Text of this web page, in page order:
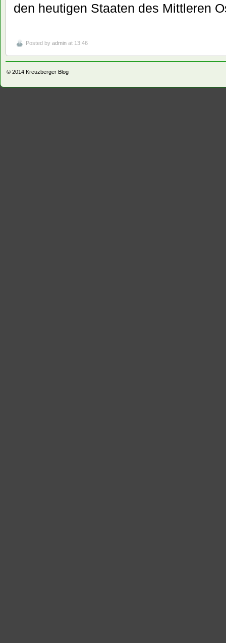
den heutigen Staaten des Mittleren
Posted by admin at 13:46
© 2014 Kreuzberger Blog